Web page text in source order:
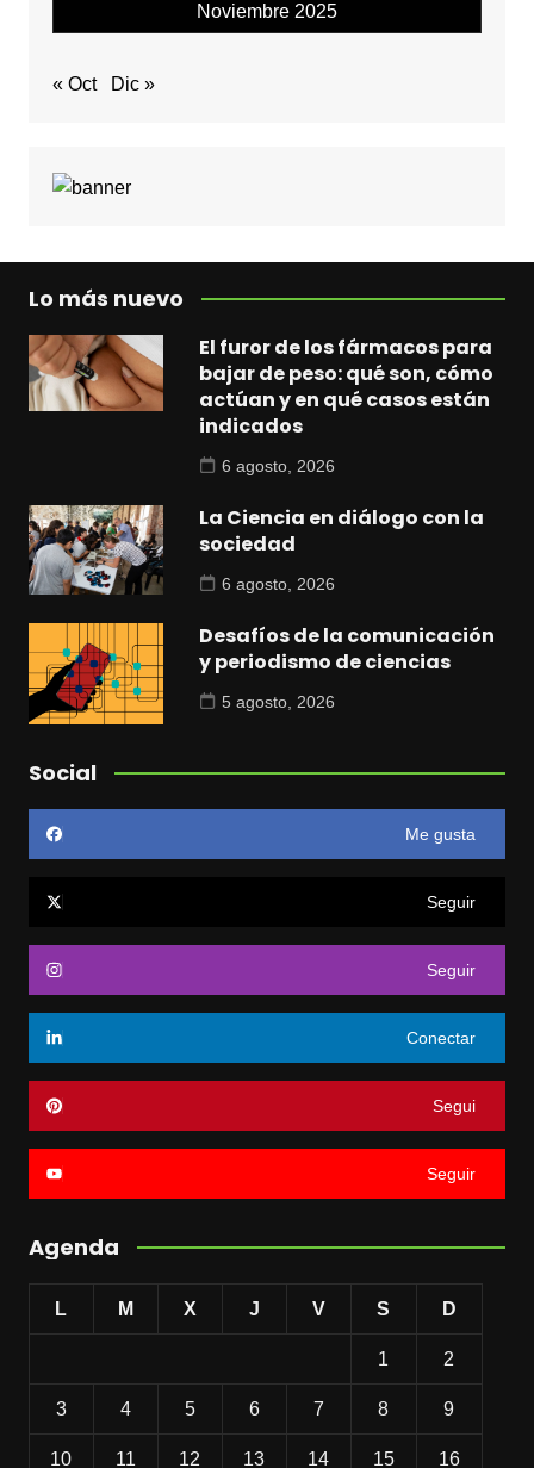
Noviembre 2025
« Oct Dic »
Lo más nuevo
El furor de los fármacos para
bajar de peso: qué son, cómo
actúan y en qué casos están
indicados
6 agosto, 2026
La Ciencia en diálogo con la
sociedad
6 agosto, 2026
Desafíos de la comunicación
y periodismo de ciencias
5 agosto, 2026
Social
Me gusta
Seguir
Seguir
Conectar
Segui
Seguir
Agenda
L M X J V S D
1 2
3 4 5 6 7 8 9
10 11 12 13 14 15 16